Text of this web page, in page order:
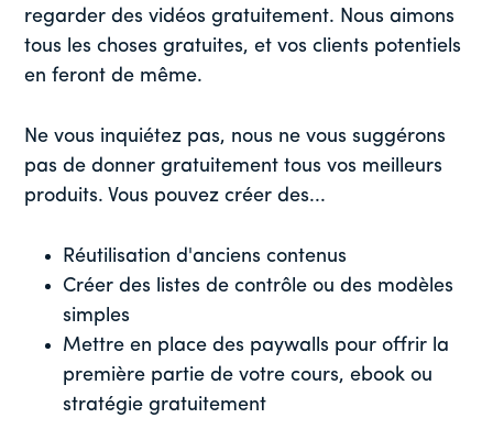
regarder des vidéos gratuitement. Nous aimons
tous les choses gratuites, et vos clients potentiels
en feront de même.
Ne vous inquiétez pas, nous ne vous suggérons
pas de donner gratuitement tous vos meilleurs
produits. Vous pouvez créer des...
Réutilisation d'anciens contenus
Créer des listes de contrôle ou des modèles
simples
Mettre en place des paywalls pour offrir la
première partie de votre cours, ebook ou
stratégie gratuitement